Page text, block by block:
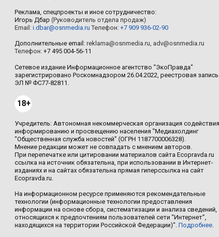
Реклама, спецпроекты и иное сотрудничество:
Игорь Дбар (Руководитель отдела продаж)
Email: i.dbar@osnmedia.ru Телефон: +7 909 936-02-90
Дополнительные email: reklama@osnmedia.ru, adv@osnmedia.ru
Телефон: +7 495 004-56-11
Сетевое издание Информационное агентство "ЭкоПравда"
зарегистрировано Роскомнадзором 26.04.2022, реестровая запись
ЭЛ № ФС77-82811.
18+
Учредитель: Автономная некоммерческая организация содействия
информированию и просвещению населения "Медиахолдинг
"Общественная служба новостей" (ОГРН 1187700006328).
Мнение редакции может не совпадать с мнением авторов.
При перепечатке или цитировании материалов сайта Ecopravda.ru
ссылка на источник обязательна, при использовании в Интернет-
изданиях и на сайтах обязательна прямая гиперссылка на сайт
Ecopravda.ru.
На информационном ресурсе применяются рекомендательные
технологии (информационные технологии предоставления
информации на основе сбора, систематизации и анализа сведений,
относящихся к предпочтениям пользователей сети "Интернет",
находящихся на территории Российской Федерации)". Подробнее.